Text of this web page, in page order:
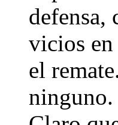
defensa,
vicios en
el